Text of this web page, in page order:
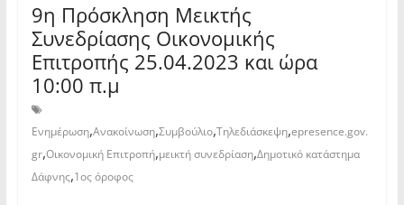
9η Πρόσκληση Μεικτής
Συνεδρίασης Οικονομικής
Επιτροπής 25.04.2023 και ώρα
10:00 π.μ
Ενημέρωση,Ανακοίνωση,Συμβούλιο,Τηλεδιάσκεψη,epresence.gov.
gr,Οικονομική Επιτροπή,μεικτή συνεδρίαση,Δημοτικό κατάστημα
Δάφνης,1ος όροφος